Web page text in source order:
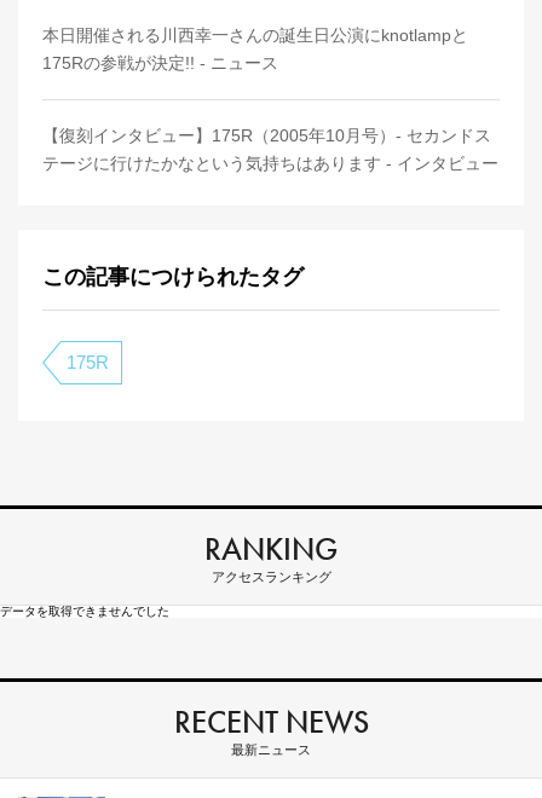
本日開催される川西幸一さんの誕生日公演にknotlampと
175Rの参戦が決定!! - ニュース
【復刻インタビュー】175R（2005年10月号）- セカンドス
テージに行けたかなという気持ちはあります - インタビュー
この記事につけられたタグ
175R
RANKING
アクセスランキング
データを取得できませんでした
RECENT NEWS
最新ニュース